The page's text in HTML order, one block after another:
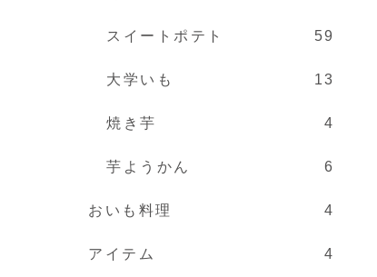
スイートポテト 59
大学いも 13
焼き芋 4
芋ようかん 6
おいも料理 4
アイテム 4